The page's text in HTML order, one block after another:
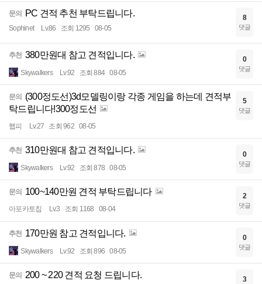
문의 PC 견적 추천 부탁드립니다.
Sophinet Lv.86 조회 1295 08-05
8
댓글
추천 380만원대 참고 견적입니다.
Skywalkers Lv.92 조회 884 08-05
0
댓글
문의 (300정도선)3d모델링이랑 각종 게임을 하는데 견적부
탁드립니다!300정도선
햅피 Lv.27 조회 962 08-05
5
댓글
추천 310만원대 참고 견적입니다.
Skywalkers Lv.92 조회 878 08-05
0
댓글
문의 100~140만원 견적 부탁드립니다
아포카토칩 Lv.3 조회 1168 08-04
2
댓글
추천 170만원 참고 견적입니다.
Skywalkers Lv.92 조회 896 08-05
0
댓글
문의 200 ~ 220 견적 요청 드립니다. 3